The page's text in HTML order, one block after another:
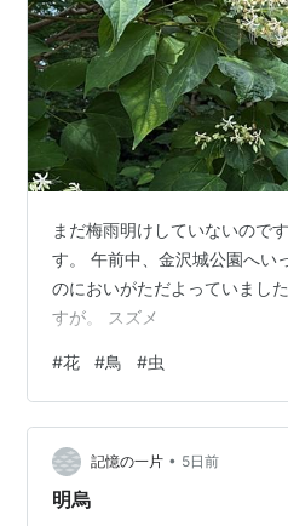
まだ梅雨明けしていないので
す。 午前中、金沢城公園へい
のにおいがただよっていまし
すが。 スズメ
#花 #鳥 #虫
記憶の一片 • 5日前
明烏